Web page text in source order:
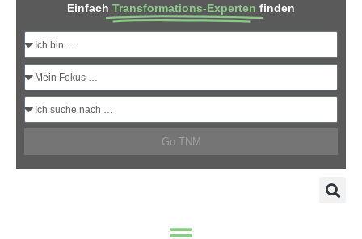
Einfach Transformations-Experten finden
Go TNM